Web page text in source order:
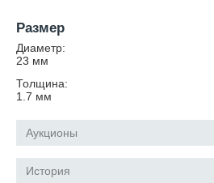
Размер
Диаметр:
23 мм
Толщина:
1.7 мм
Аукционы
История